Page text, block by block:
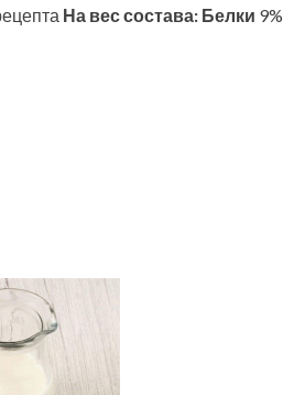
На вес состава: Белки 9%